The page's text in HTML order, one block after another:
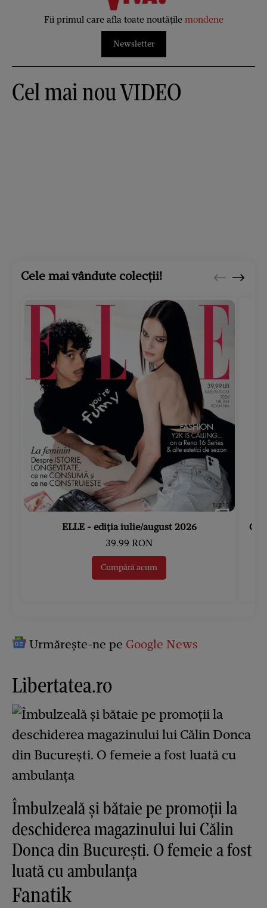
Fii primul care afla toate noutățile mondene
Newsletter
Cel mai nou VIDEO
Cele mai vândute colecții!
ELLE - ediția iulie/august 2026
39.99 RON
Cumpără acum
Urmărește-ne pe Google News
Libertatea.ro
Îmbulzeală și bătaie pe promoții la
deschiderea magazinului lui Călin
Donca din București. O femeie a fost
luată cu ambulanța
Fanatik